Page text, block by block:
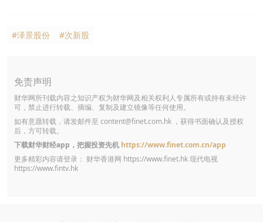
#泽景股份 #次新股
免责声明
财华网所刊载内容之知识产权为财华网及相关权利人专属所有或持有未经许
可，禁止进行转载、摘编、复制及建立镜像等任何使用。
如有意愿转载，请发邮件至 content@finet.com.hk ，获得书面确认及授权
后，方可转载。
下载财华财经app，把握投资先机 https://www.finet.com.cn/app
更多精彩内容请登录： 财华香港网 https://www.finet.hk现代电视
https://www.fintv.hk